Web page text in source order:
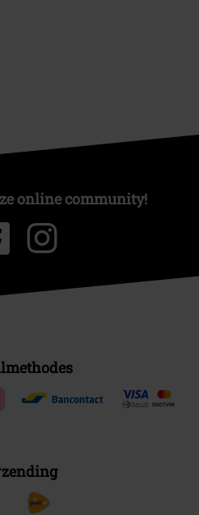
online community!